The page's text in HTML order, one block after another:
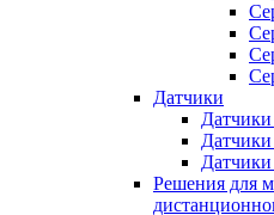
Датчики
Решения для